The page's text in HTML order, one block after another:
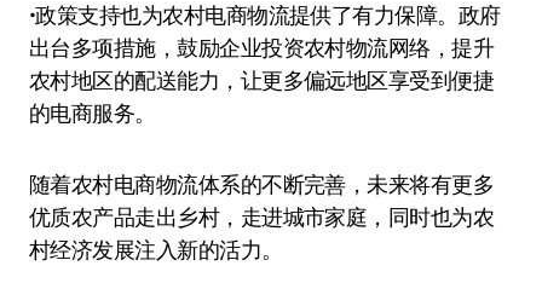
•政策支持也为农村电商物流提供了有力保障。政府
出台多项措施，鼓励企业投资农村物流网络，提升
农村地区的配送能力，让更多偏远地区享受到便捷
的电商服务。
随着农村电商物流体系的不断完善，未来将有更多
优质农产品走出乡村，走进城市家庭，同时也为农
村经济发展注入新的活力。